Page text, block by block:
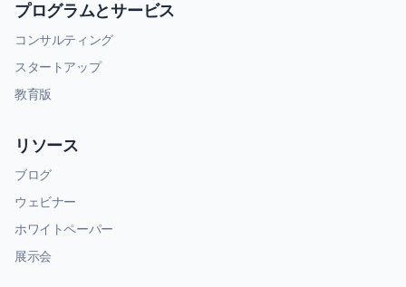
プログラムとサービス
コンサルティング
スタートアップ
教育版
リソース
ブログ
ウェビナー
ホワイトペーパー
展示会